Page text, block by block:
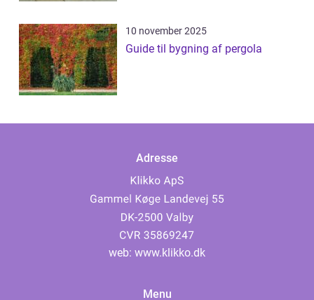
10 november 2025
Guide til bygning af pergola
Adresse
web: www.klikko.dk
Menu